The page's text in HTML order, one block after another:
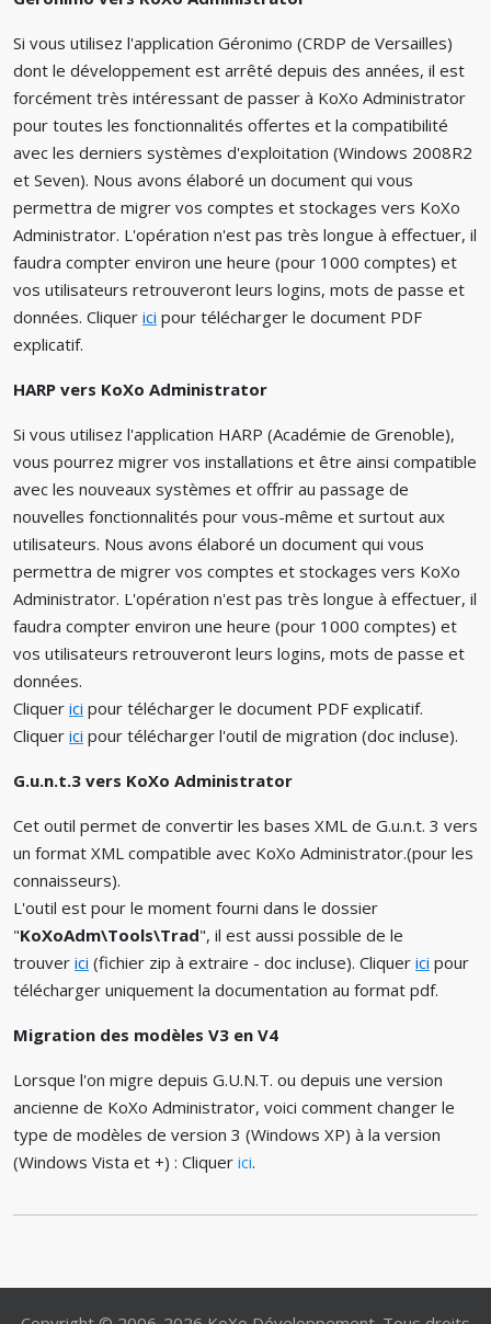
Si vous utilisez l'application Géronimo (CRDP de Versailles)
dont le développement est arrêté depuis des années, il est
forcément très intéressant de passer à KoXo Administrator
pour toutes les fonctionnalités offertes et la compatibilité
avec les derniers systèmes d'exploitation (Windows 2008R2
et Seven). Nous avons élaboré un document qui vous
permettra de migrer vos comptes et stockages vers KoXo
Administrator. L'opération n'est pas très longue à effectuer, il
faudra compter environ une heure (pour 1000 comptes) et
vos utilisateurs retrouveront leurs logins, mots de passe et
données. Cliquer ici pour télécharger le document PDF
explicatif.
HARP vers KoXo Administrator
Si vous utilisez l'application HARP (Académie de Grenoble),
vous pourrez migrer vos installations et être ainsi compatible
avec les nouveaux systèmes et offrir au passage de
nouvelles fonctionnalités pour vous-même et surtout aux
utilisateurs. Nous avons élaboré un document qui vous
permettra de migrer vos comptes et stockages vers KoXo
Administrator. L'opération n'est pas très longue à effectuer, il
faudra compter environ une heure (pour 1000 comptes) et
vos utilisateurs retrouveront leurs logins, mots de passe et
données.
Cliquer ici pour télécharger le document PDF explicatif.
Cliquer ici pour télécharger l'outil de migration (doc incluse).
G.u.n.t.3 vers KoXo Administrator
Cet outil permet de convertir les bases XML de G.u.n.t. 3 vers
un format XML compatible avec KoXo Administrator.(pour les
connaisseurs).
L'outil est pour le moment fourni dans le dossier
"KoXoAdm\Tools\Trad", il est aussi possible de le
trouver ici (fichier zip à extraire - doc incluse). Cliquer ici pour
télécharger uniquement la documentation au format pdf.
Migration des modèles V3 en V4
Lorsque l'on migre depuis G.U.N.T. ou depuis une version
ancienne de KoXo Administrator, voici comment changer le
type de modèles de version 3 (Windows XP) à la version
(Windows Vista et +) : Cliquer ici.